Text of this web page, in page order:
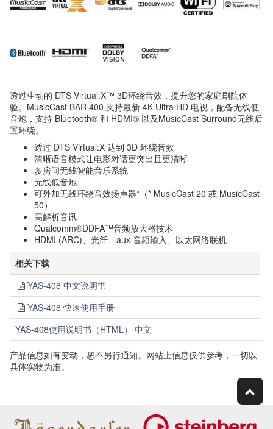
透过生动的 DTS Virtual:X™ 3D环绕音效，提升您的家庭剧院体
验。MusicCast BAR 400 支持最新 4K Ultra HD 电视，配备无线低
音炮，支持 Bluetooth® 和 HDMI® 以及MusicCast Surround无线后
置环绕。
透过 DTS Virtual:X 达到 3D 环绕音效
清晰语音模式让电影对话更突出且更清晰
多房间无线智能音乐系统
无线低音炮
可外加无线环绕音效扬声器*（* MusicCast 20 或 MusicCast
50）
高解析音讯
Qualcomm®DDFA™音频放大器技术
HDMI (ARC)、光纤、aux 音频输入、以太网络联机
相关下载
YAS-408 中文说明书
YAS-408 快速使用手册
YAS-408使用说明书（HTML） 中文
产品信息如有变动，恕不另行通知。网站上信息仅供参考，一切以
具体实物为准。